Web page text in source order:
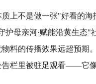
上不是做一张"好看的海
护母亲河·赋能沿黄生态
料的传播效果远超预期
告栏里被驻足观看——它